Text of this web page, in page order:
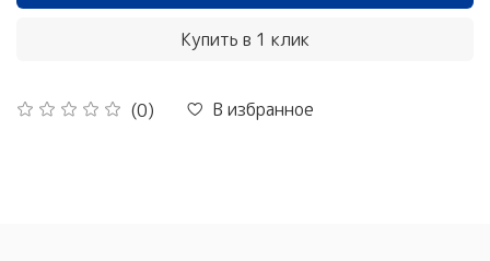
(0) В избранное
Купить в 1 клик